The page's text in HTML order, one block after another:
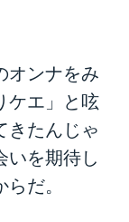
オンナをみ
ケエ」と呟
きたんじゃ
いを期待し
だ。